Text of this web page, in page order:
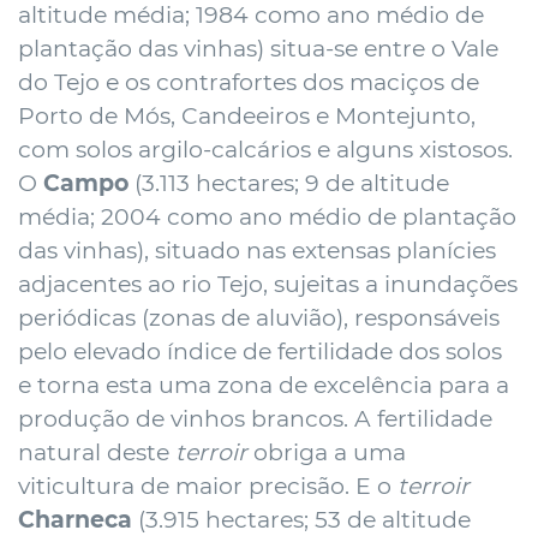
altitude média; 1984 como ano médio de
plantação das vinhas) situa-se entre o Vale
do Tejo e os contrafortes dos maciços de
Porto de Mós, Candeeiros e Montejunto,
com solos argilo-calcários e alguns xistosos.
O Campo (3.113 hectares; 9 de altitude
média; 2004 como ano médio de plantação
das vinhas), situado nas extensas planícies
adjacentes ao rio Tejo, sujeitas a inundações
periódicas (zonas de aluvião), responsáveis
pelo elevado índice de fertilidade dos solos
e torna esta uma zona de excelência para a
produção de vinhos brancos. A fertilidade
natural deste terroirobriga a uma
viticultura de maior precisão. E o terroir
Charneca (3.915 hectares; 53 de altitude